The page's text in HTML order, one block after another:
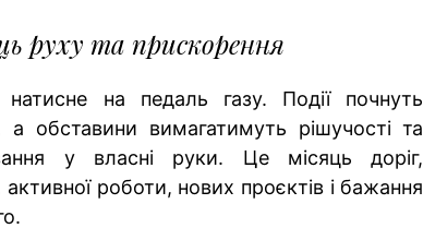
руху та прискорення
на педаль газу. Події почнуть
обставини вимагатимуть рішучості та
у власні руки. Це місяць доріг,
роботи, нових проєктів і бажання